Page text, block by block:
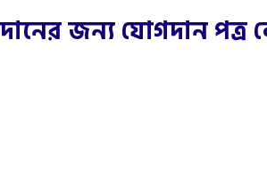
জন্য যোগদান পত্র